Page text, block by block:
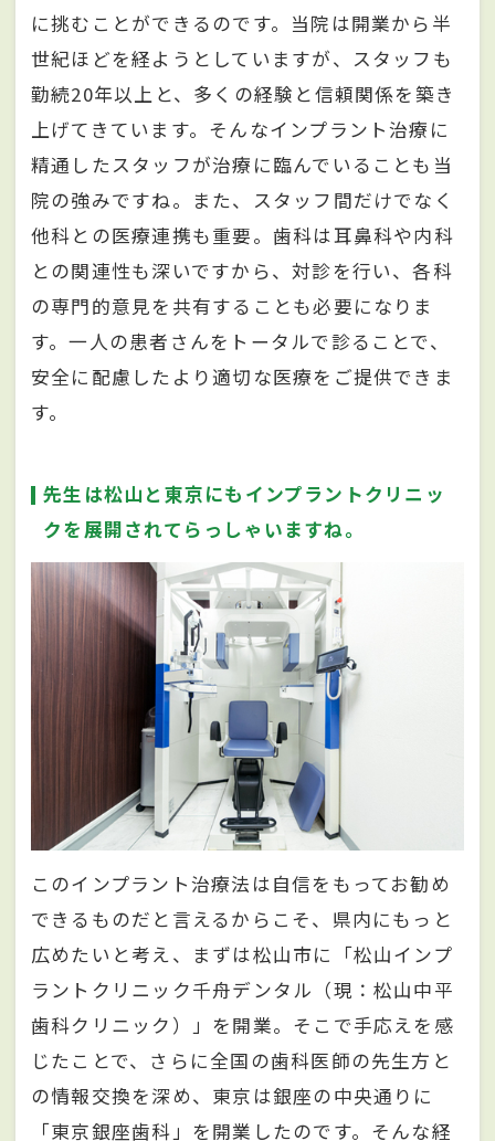
に挑むことができるのです。当院は開業から半
世紀ほどを経ようとしていますが、スタッフも
勤続20年以上と、多くの経験と信頼関係を築き
上げてきています。そんなインプラント治療に
精通したスタッフが治療に臨んでいることも当
院の強みですね。また、スタッフ間だけでなく
他科との医療連携も重要。歯科は耳鼻科や内科
との関連性も深いですから、対診を行い、各科
の専門的意見を共有することも必要になりま
す。一人の患者さんをトータルで診ることで、
安全に配慮したより適切な医療をご提供できま
す。
先生は松山と東京にもインプラントクリニッ
クを展開されてらっしゃいますね。
このインプラント治療法は自信をもってお勧め
できるものだと言えるからこそ、県内にもっと
広めたいと考え、まずは松山市に「松山インプ
ラントクリニック千舟デンタル（現：松山中平
歯科クリニック）」を開業。そこで手応えを感
じたことで、さらに全国の歯科医師の先生方と
の情報交換を深め、東京は銀座の中央通りに
「東京銀座歯科」を開業したのです。そんな経